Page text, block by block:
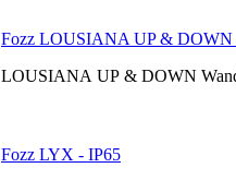
Fozz LOUSIANA UP & DOWN
LOUSIANA UP & DOWN
Fozz LYX - IP65